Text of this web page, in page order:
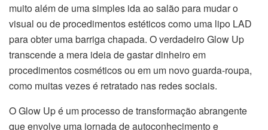
muito além de uma simples ida ao salão para mudar o
visual ou de procedimentos estéticos como uma lipo LAD
para obter uma barriga chapada. O verdadeiro Glow Up
transcende a mera ideia de gastar dinheiro em
procedimentos cosméticos ou em um novo guarda-roupa,
como muitas vezes é retratado nas redes sociais.
O Glow Up é um processo de transformação abrangente
que envolve uma jornada de autoconhecimento e